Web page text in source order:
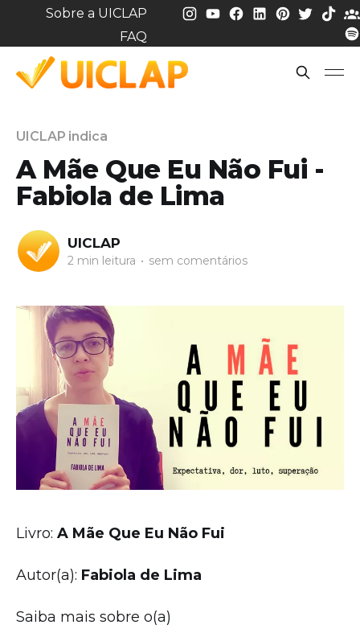
Sobre a UICLAP
FAQ
UICLAP indica
A Mãe Que Eu Não Fui -
Fabiola de Lima
UICLAP
2 min leitura • sem comentários
Livro: A Mãe Que Eu Não Fui
Autor(a): Fabiola de Lima
Saiba mais sobre o(a)